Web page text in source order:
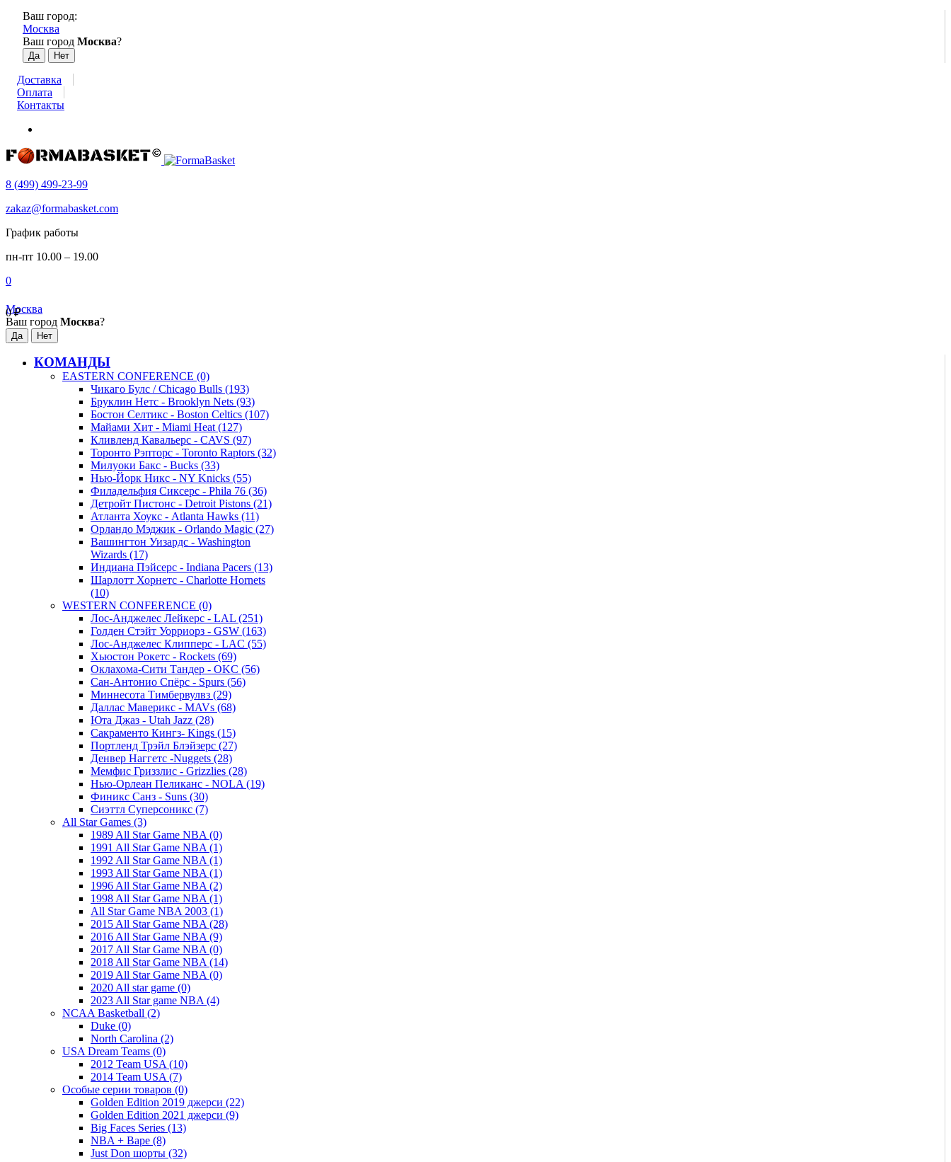
Ваш город:
Москва
Ваш город Москва?
Доставка
Оплата
Контакты
8 (499) 499-23-99
zakaz@formabasket.com
График работы
пн-пт 10.00 – 19.00
0
0₽
Москва
Ваш город Москва?
КОМАНДЫ
EASTERN CONFERENCE (0)
Чикаго Булс / Chicago Bulls (193)
Бруклин Нетс - Brooklyn Nets (93)
Бостон Селтикс - Boston Celtics (107)
Майами Хит - Miami Heat (127)
Кливленд Кавальерс - CAVS (97)
Торонто Рэпторс - Toronto Raptors (32)
Милуоки Бакс - Bucks (33)
Нью-Йорк Никс - NY Knicks (55)
Филадельфия Сиксерс - Phila 76 (36)
Детройт Пистонс - Detroit Pistons (21)
Атланта Хоукс - Atlanta Hawks (11)
Орландо Мэджик - Orlando Magic (27)
Вашингтон Уизардс - Washington
Wizards (17)
Индиана Пэйсерс - Indiana Pacers (13)
Шарлотт Хорнетс - Charlotte Hornets
(10)
WESTERN CONFERENCE (0)
Лос-Анджелес Лейкерс - LAL (251)
Голден Стэйт Уорриорз - GSW (163)
Лос-Анджелес Клипперс - LAC (55)
Хьюстон Рокетс - Rockets (69)
Оклахома-Сити Тандер - OKC (56)
Сан-Антонио Спёрс - Spurs (56)
Миннесота Тимбервулвз (29)
Даллас Маверикс - MAVs (68)
Юта Джаз - Utah Jazz (28)
Сакраменто Кингз- Kings (15)
Портленд Трэйл Блэйзерс (27)
Денвер Наггетс -Nuggets (28)
Мемфис Гриззлис - Grizzlies (28)
Нью-Орлеан Пеликанс - NOLA (19)
Финикс Санз - Suns (30)
Сиэттл Суперсоникс (7)
All Star Games (3)
1989 All Star Game NBA (0)
1991 All Star Game NBA (1)
1992 All Star Game NBA (1)
1993 All Star Game NBA (1)
1996 All Star Game NBA (2)
1998 All Star Game NBA (1)
All Star Game NBA 2003 (1)
2015 All Star Game NBA (28)
2016 All Star Game NBA (9)
2017 All Star Game NBA (0)
2018 All Star Game NBA (14)
2019 All Star Game NBA (0)
2020 All star game (0)
2023 All Star game NBA (4)
NCAA Basketball (2)
Duke (0)
North Carolina (2)
USA Dream Teams (0)
2012 Team USA (10)
2014 Team USA (7)
Особые серии товаров (0)
Golden Edition 2019 джерси (22)
Golden Edition 2021 джерси (9)
Big Faces Series (13)
NBA + Bape (8)
Just Don шорты (32)